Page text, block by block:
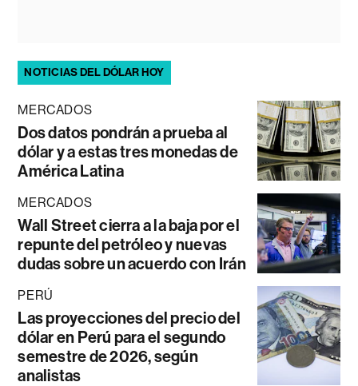
NOTICIAS DEL DÓLAR HOY
MERCADOS
Dos datos pondrán a prueba al
dólar y a estas tres monedas de
América Latina
MERCADOS
Wall Street cierra a la baja por el
repunte del petróleo y nuevas
dudas sobre un acuerdo con Irán
PERÚ
Las proyecciones del precio del
dólar en Perú para el segundo
semestre de 2026, según
analistas